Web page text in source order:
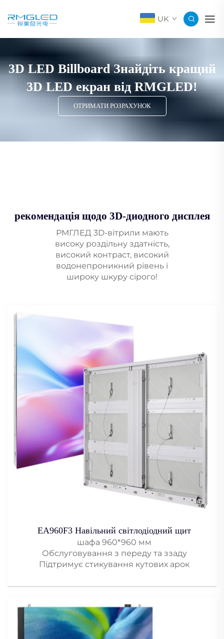
UK
3D LED Billboard Знайдіть кращий
3D LED екран від RMGLED!
ОТРИМАТИ РОЗРАХУНОК
рекомендація щодо 3D-диодного дисплея
РМГЛЕД 3D-вітрили мають
високу роздільну здатність,
високий контраст, високий
водонепроникний рівень і
широку шкуру сірого!
EA960F3 Навільний світлодіодний щит
шафа 960*960 мм
Обслуговування з переду та ззаду
Підтримує стикування кутових арок